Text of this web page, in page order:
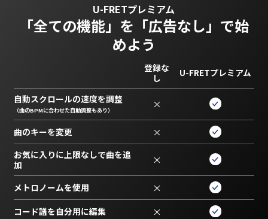
U-FRETプレミアム
「全ての機能」を 「広告なし」で始
めよう
登録な
し
U-FRETプレミアム
自動スクロールの速度を調整
（曲のBPMに合わせた自動調整もあり） ×
曲のキーを変更 ×
お気に入りに上限なしで曲を追
加
×
メトロノームを使用 ×
コード譜を自分用に編集 ×